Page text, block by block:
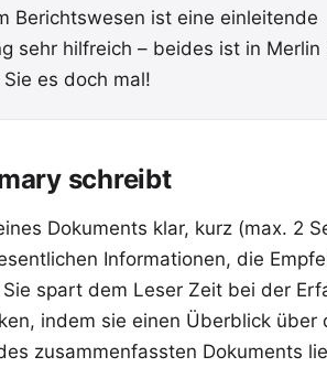
Berichtswesen ist eine einleitende
sehr hilfreich – beides ist in Merlin
es doch mal!
schreibt
Dokuments klar, kurz (max. 2
Informationen, die
spart dem Leser Zeit bei der
indem sie einen Überblick über
zusammenfassten Dokuments